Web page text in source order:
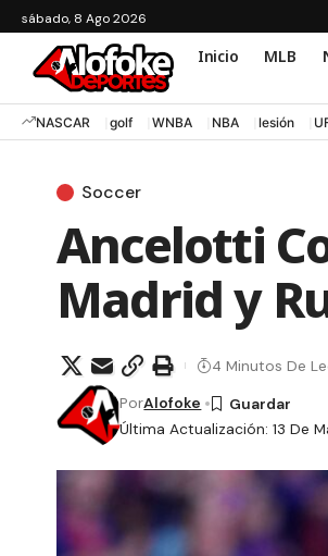
sábado, 8 Ago 2026
Inicio MLB
NASCAR golf WNBA NBA lesión
Soccer
Ancelotti
Madrid y
Última Actualización: 13 De
PorAlofoke
4 Minutos De